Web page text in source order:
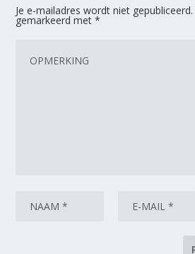
Je e-mailadres wordt niet gepubliceerd.
gemarkeerd met*